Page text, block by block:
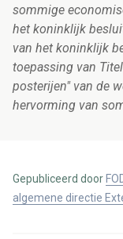
sommige
het koninklijk
van het koninklijk
toepassing van
posterijen" van de
hervorming van
Gepubliceerd door
algemene directie